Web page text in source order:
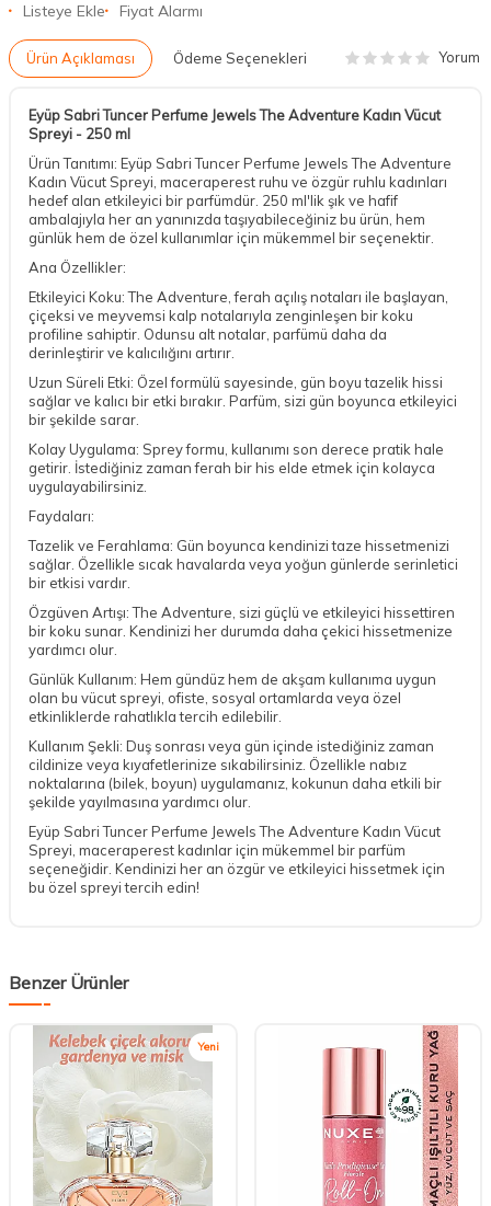
Listeye Ekle Fiyat Alarmı
Ürün Açıklaması Ödeme Seçenekleri Yorum
Eyüp Sabri Tuncer Perfume Jewels The Adventure Kadın Vücut
Spreyi - 250 ml
Ürün Tanıtımı: Eyüp Sabri Tuncer Perfume Jewels The Adventure
Kadın Vücut Spreyi, maceraperest ruhu ve özgür ruhlu kadınları
hedef alan etkileyici bir parfümdür. 250 ml'lik şık ve hafif
ambalajıyla her an yanınızda taşıyabileceğiniz bu ürün, hem
günlük hem de özel kullanımlar için mükemmel bir seçenektir.
Ana Özellikler:
Etkileyici Koku: The Adventure, ferah açılış notaları ile başlayan,
çiçeksi ve meyvemsi kalp notalarıyla zenginleşen bir koku
profiline sahiptir. Odunsu alt notalar, parfümü daha da
derinleştirir ve kalıcılığını artırır.
Uzun Süreli Etki: Özel formülü sayesinde, gün boyu tazelik hissi
sağlar ve kalıcı bir etki bırakır. Parfüm, sizi gün boyunca etkileyici
bir şekilde sarar.
Kolay Uygulama: Sprey formu, kullanımı son derece pratik hale
getirir. İstediğiniz zaman ferah bir his elde etmek için kolayca
uygulayabilirsiniz.
Faydaları:
Tazelik ve Ferahlama: Gün boyunca kendinizi taze hissetmenizi
sağlar. Özellikle sıcak havalarda veya yoğun günlerde serinletici
bir etkisi vardır.
Özgüven Artışı: The Adventure, sizi güçlü ve etkileyici hissettiren
bir koku sunar. Kendinizi her durumda daha çekici hissetmenize
yardımcı olur.
Günlük Kullanım: Hem gündüz hem de akşam kullanıma uygun
olan bu vücut spreyi, ofiste, sosyal ortamlarda veya özel
etkinliklerde rahatlıkla tercih edilebilir.
Kullanım Şekli: Duş sonrası veya gün içinde istediğiniz zaman
cildinize veya kıyafetlerinize sıkabilirsiniz. Özellikle nabız
noktalarına (bilek, boyun) uygulamanız, kokunun daha etkili bir
şekilde yayılmasına yardımcı olur.
Eyüp Sabri Tuncer Perfume Jewels The Adventure Kadın Vücut
Spreyi, maceraperest kadınlar için mükemmel bir parfüm
seçeneğidir. Kendinizi her an özgür ve etkileyici hissetmek için
bu özel spreyi tercih edin!
Benzer Ürünler
Yeni